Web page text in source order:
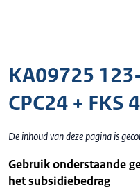
KA09725
CPC24 + FKS
De inhoud van deze pagina is
Gebruik onderstaande
het subsidiebedrag